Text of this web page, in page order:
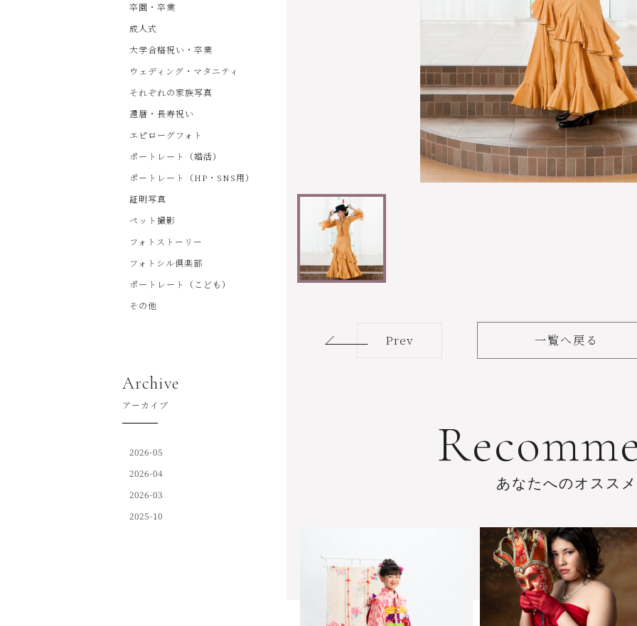
Prev 一覧へ戻る
Recomm
あなたへのオ ス ス メ
卒園・卒業
成人式
大学合格祝い・卒業
ウェディング・マタニティ
それぞれの家族写真
還暦・長寿祝い
エピローグフォト
ポートレート（婚活）
ポートレート（HP・SNS用）
証明写真
ペット撮影
フォトストーリー
フォトシル倶楽部
ポートレート（こども）
その他
Archive
アーカイブ
2026-05
2026-04
2026-03
2025-10